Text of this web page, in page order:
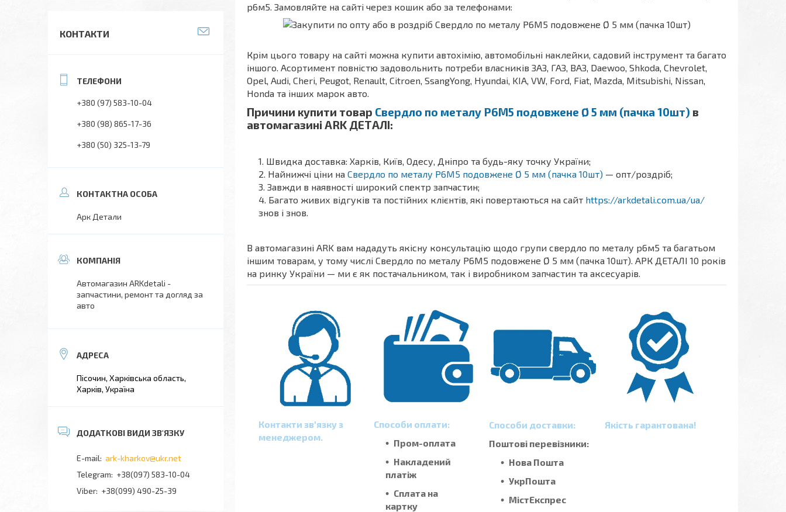
р6м5. Замовляйте на сайті через кошик або за телефонами:
Крім цього товару на сайті можна купити автохімію, автомобільні наклейки, садовий інструмент та багато
іншого. Асортимент повністю задовольнить потреби власників ЗАЗ, ГАЗ, ВАЗ, Daewoo, Shkoda, Chevrolet,
Opel, Audi, Cheri, Peugot, Renault, Citroen, SsangYong, Hyundai, KIA, VW, Ford, Fiat, Mazda, Mitsubishi, Nissan,
Honda та інших марок авто.
Причини купити товар Свердло по металу Р6М5 подовжене Ø 5 мм (пачка 10шт) в
автомагазині ARK ДЕТАЛІ:
Швидка доставка: Харків, Київ, Одесу, Дніпро та будь-яку точку України;
Найнижчі ціни на Свердло по металу Р6М5 подовжене Ø 5 мм (пачка 10шт) — опт/роздріб;
Завжди в наявності широкий спектр запчастин;
Багато живих відгуків та постійних клієнтів, які повертаються на сайт https://arkdetali.com.ua/ua/
знов і знов.
В автомагазині ARK вам нададуть якісну консультацію щодо групи свердло по металу р6м5 та багатьом
іншим товарам, у тому числі Свердло по металу Р6М5 подовжене Ø 5 мм (пачка 10шт). АРК ДЕТАЛІ 10 років
на ринку України — ми є як постачальником, так і виробником запчастин та аксесуарів.
Контакти зв'язку з
менеджером.
Способи оплати:
Пром-оплата
Накладений
платіж
Сплата на
картку
Способи доставки:
Поштові перевізники:
Нова Пошта
УкрПошта
МістЕкспрес
Якість гарантована!
КОНТАКТИ
+380 (97) 583-10-04
+380 (98) 865-17-36
+380 (50) 325-13-79
Арк Детали
Автомагазин ARKdetali -
запчастини, ремонт та догляд за
авто
Пісочин, Харківська область,
Харків, Україна
ark-kharkov@ukr.net
+38(097) 583-10-04
+38(099) 490-25-39